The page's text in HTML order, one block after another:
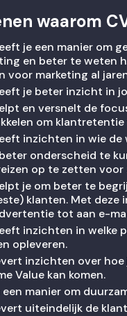
waarom
je een manier om
en beter te weten
voor marketing al
je beter inzicht in
en versnelt de
om
inzichten in wie
onderscheid te
op te zetten voor
je om beter te
klanten. Met
tot aan e-
inzichten in welke
opleveren.
inzichten over
Value kan komen.
een manier om
uiteindelijk de